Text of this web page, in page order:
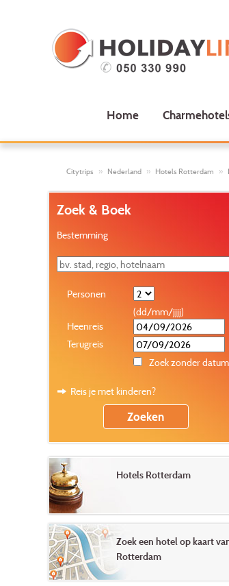
Home
Citytrips Nederland Hotels Rotterdam
Zoek & Boek
Bestemming
Personen
(dd/mm/jjjj)
Heenreis
Terugreis
Zoek zonder datum
Reis je met kinderen?
Hotels Rotterdam
Zoek een hotel op kaart
Rotterdam